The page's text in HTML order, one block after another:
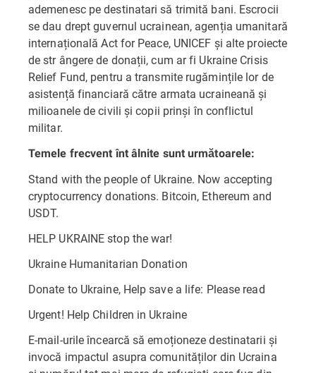
ademenesc pe destinatari să trimită bani. Escrocii
se dau drept guvernul ucrainean, agenția umanitară
internațională Act for Peace, UNICEF și alte proiecte
de str ângere de donații, cum ar fi Ukraine Crisis
Relief Fund, pentru a transmite rugămințile lor de
asistență financiară către armata ucraineană și
milioanele de civili și copii prinși în conflictul
militar.
Temele frecvent înt âlnite sunt următoarele:
Stand with the people of Ukraine. Now accepting
cryptocurrency donations. Bitcoin, Ethereum and
USDT.
HELP UKRAINE stop the war!
Ukraine Humanitarian Donation
Donate to Ukraine, Help save a life: Please read
Urgent! Help Children in Ukraine
E-mail-urile încearcă să emoționeze destinatarii și
invocă impactul asupra comunităților din Ucraina